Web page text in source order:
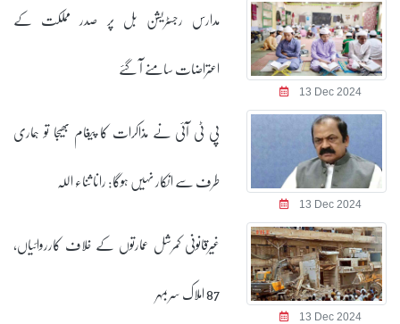
13 Dec 2024
مدارس رجسٹریشن بل پر صدر مملکت کے
اعتراضات سامنے آ گئے
13 Dec 2024
پی ٹی آئی نے مذاکرات کا پیغام بھیجا تو ہماری
طرف سے انکار نہیں ہوگا: رانا ثناء اللہ
13 Dec 2024
غیرقانونی کمرشل عمارتوں کے خلاف کارروائیاں،
87 املاک سربمہر